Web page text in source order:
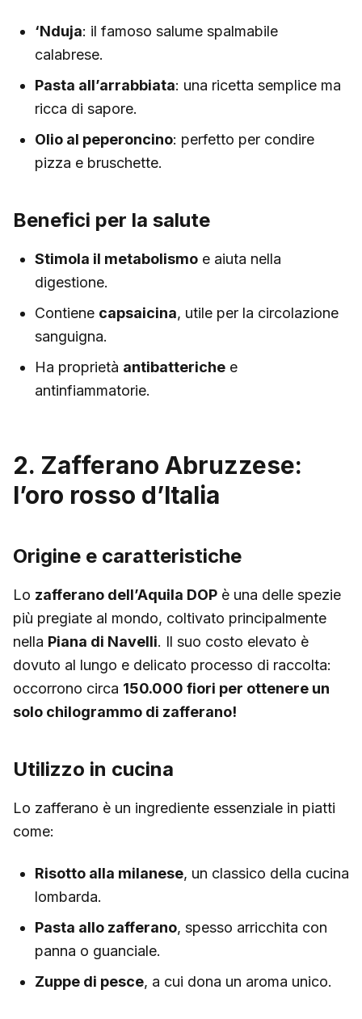
‘Nduja: il famoso salume spalmabile
calabrese.
Pasta all’arrabbiata: una ricetta semplice ma
ricca di sapore.
Olio al peperoncino: perfetto per condire
pizza e bruschette.
Benefici per la salute
Stimola il metabolismo e aiuta nella
digestione.
Contiene capsaicina, utile per la circolazione
sanguigna.
Ha proprietà antibatteriche e
antinfiammatorie.
2. Zafferano Abruzzese:
l’oro rosso d’Italia
Origine e caratteristiche
Lo zafferano dell’Aquila DOP è una delle spezie
più pregiate al mondo, coltivato principalmente
nella Piana di Navelli. Il suo costo elevato è
dovuto al lungo e delicato processo di raccolta:
occorrono circa 150.000 fiori per ottenere un
solo chilogrammo di zafferano!
Utilizzo in cucina
Lo zafferano è un ingrediente essenziale in piatti
come:
Risotto alla milanese, un classico della cucina
lombarda.
Pasta allo zafferano, spesso arricchita con
panna o guanciale.
Zuppe di pesce, a cui dona un aroma unico.